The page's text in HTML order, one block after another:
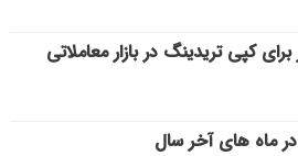
کپی‌ تریدینگ در بازار معاملاتی
ماه های آخر سال